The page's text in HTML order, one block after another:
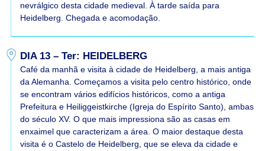
nevrálgico desta cidade medieval. À tarde saída para
Heidelberg. Chegada e acomodação.
DIA 13 – Ter: HEIDELBERG
Café da manhã e visita à cidade de Heidelberg, a mais antiga
da Alemanha. Começamos a visita pelo centro histórico, onde
se encontram vários edifícios históricos, como a antiga
Prefeitura e Heiliggeistkirche (Igreja do Espírito Santo), ambas
do século XV. O que mais impressiona são as casas em
enxaimel que caracterizam a área. O maior destaque desta
visita é o Castelo de Heidelberg, que se eleva da cidade e